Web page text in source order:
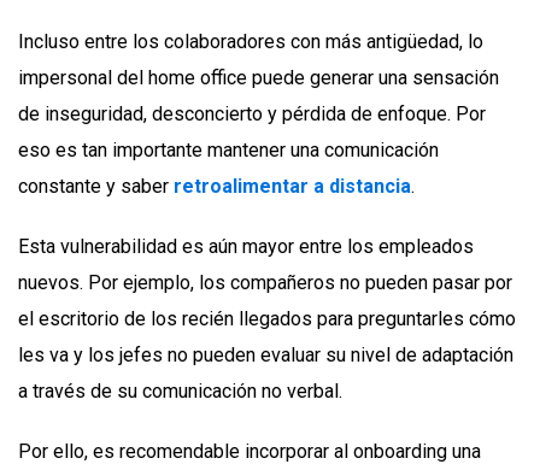
Incluso entre los colaboradores con más antigüedad, lo
impersonal del home office puede generar una sensación
de inseguridad, desconcierto y pérdida de enfoque. Por
eso es tan importante mantener una comunicación
constante y saber retroalimentar a distancia.
Esta vulnerabilidad es aún mayor entre los empleados
nuevos. Por ejemplo, los compañeros no pueden pasar por
el escritorio de los recién llegados para preguntarles cómo
les va y los jefes no pueden evaluar su nivel de adaptación
a través de su comunicación no verbal.
Por ello, es recomendable incorporar al onboarding una